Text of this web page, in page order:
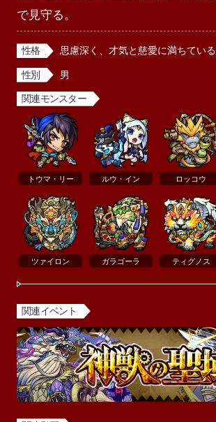
で見守る。
性格 思慮深く、才気と慈愛に満ちている
性別 男
関連モンスター
トウマ・リー ルウ・イン ロッコウ
ツァイロン ガラゴーラ ティグノス
関連イベント